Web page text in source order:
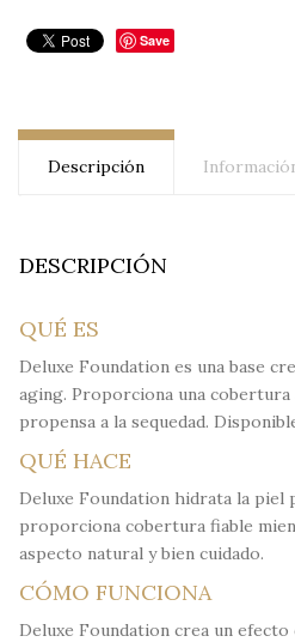
Save
Descripción
DESCRIPCIÓN
QUÉ ES
Deluxe Foundation es una base
aging. Proporciona una
propensa a la sequedad.
QUÉ HACE
Deluxe Foundation hidrata la piel
proporciona cobertura fiable
aspecto natural y bien cuidado.
CÓMO FUNCIONA
Deluxe Foundation crea un